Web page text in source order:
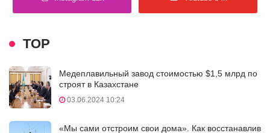
TOP
Медеплавильный завод стоимостью $1,5 млрд по
строят в Казахстане
03.06.2024 10:24
«Мы сами отстроим свои дома». Как восстанавлив